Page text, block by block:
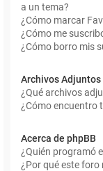
a un tema?
¿Cómo marcar
¿Cómo me
¿Cómo borro mis
Archivos Adjuntos
¿Qué archivos
¿Cómo encuentro
Acerca de phpBB
¿Quién programó
¿Por qué este foro